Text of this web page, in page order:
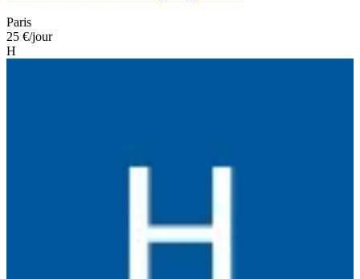
Paris
25 €/jour
H